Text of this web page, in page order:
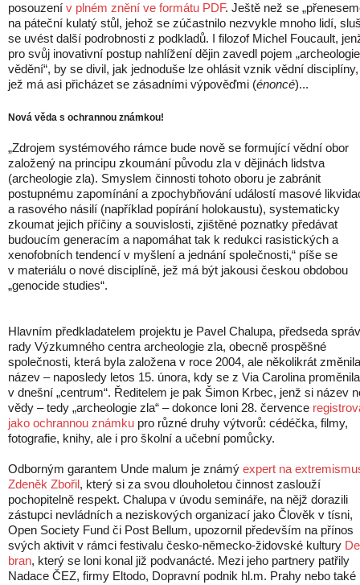
posouzení v plném znění ve formátu PDF. Ještě než se
na páteční kulatý stůl, jehož se zúčastnilo nezvykle mnoho lidí,
se uvést další podrobnosti z podkladů. I filozof Michel Foucault,
pro svůj inovativní postup nahlížení dějin zavedl pojem „archeologie
vědění“, by se divil, jak jednoduše lze ohlásit vznik vědní disciplíny,
jež má asi přicházet se zásadními výpověďmi (énoncé)...
Nová věda s ochrannou známkou!
„Zdrojem systémového rámce bude nově se formující vědní obor
založený na principu zkoumání původu zla v dějinách lidstva
(archeologie zla). Smyslem činnosti tohoto oboru je zabránit
postupnému zapomínání a zpochybňování událostí masové
a rasového násilí (například popírání holokaustu), systematicky
zkoumat jejich příčiny a souvislosti, zjištěné poznatky předávat
budoucím generacím a napomáhat tak k redukci rasistických a
xenofobních tendencí v myšlení a jednání společnosti,“ píše se
v materiálu o nové disciplíně, jež má být jakousi českou obdobou
„genocide studies“.
Hlavním předkladatelem projektu je Pavel Chalupa, předseda
rady Výzkumného centra archeologie zla, obecně prospěšné
společnosti, která byla založena v roce 2004, ale několikrát změnila
název – naposledy letos 15. února, kdy se z Via Carolina proměnila
v dnešní „centrum“. Ředitelem je pak Šimon Krbec, jenž si název
vědy – tedy „archeologie zla“ – dokonce loni 28. července
jako ochrannou známku pro různé druhy výtvorů: cédéčka, filmy,
fotografie, knihy, ale i pro školní a učební pomůcky.
Odborným garantem Unde malum je známý expert na
Zdeněk Zbořil, který si za svou dlouholetou činnost zaslouží
pochopitelně respekt. Chalupa v úvodu semináře, na nějž dorazili
zástupci nevládních a neziskových organizací jako Člověk v tísni,
Open Society Fund či Post Bellum, upozornil především na přínos
svých aktivit v rámci festivalu česko-německo-židovské kultury
bran, který se loni konal již podvanácté. Mezi jeho partnery patřily
Nadace ČEZ, firmy Eltodo, Dopravní podnik hl.m. Prahy nebo také